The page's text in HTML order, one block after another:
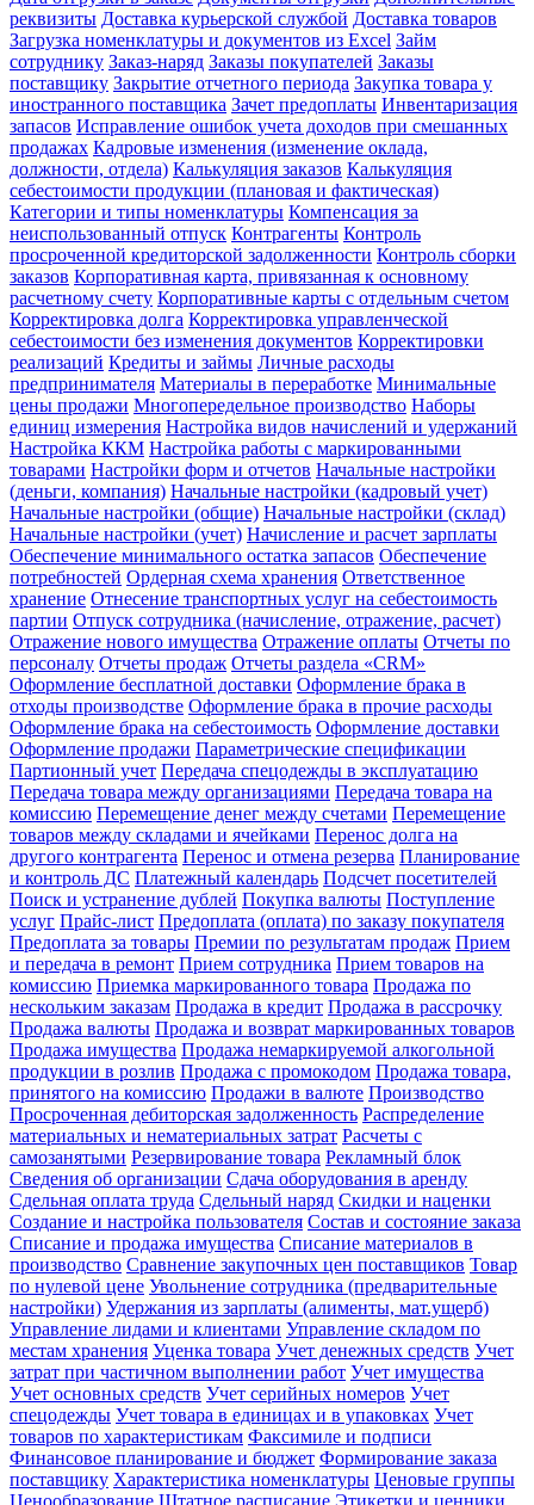
реквизиты Доставка курьерской службой Доставка товаров
Загрузка номенклатуры и документов из Excel Займ
сотруднику Заказ-наряд Заказы покупателей Заказы
поставщику Закрытие отчетного периода Закупка товара у
иностранного поставщика Зачет предоплаты Инвентаризация
запасов Исправление ошибок учета доходов при смешанных
продажах Кадровые изменения (изменение оклада,
должности, отдела) Калькуляция заказов Калькуляция
себестоимости продукции (плановая и фактическая)
Категории и типы номенклатуры Компенсация за
неиспользованный отпуск Контрагенты Контроль
просроченной кредиторской задолженности Контроль сборки
заказов Корпоративная карта, привязанная к основному
расчетному счету Корпоративные карты с отдельным счетом
Корректировка долга Корректировка управленческой
себестоимости без изменения документов Корректировки
реализаций Кредиты и займы Личные расходы
предпринимателя Материалы в переработке Минимальные
цены продажи Многопередельное производство Наборы
единиц измерения Настройка видов начислений и удержаний
Настройка ККМ Настройка работы с маркированными
товарами Настройки форм и отчетов Начальные настройки
(деньги, компания) Начальные настройки (кадровый учет)
Начальные настройки (общие) Начальные настройки (склад)
Начальные настройки (учет) Начисление и расчет зарплаты
Обеспечение минимального остатка запасов Обеспечение
потребностей Ордерная схема хранения Ответственное
хранение Отнесение транспортных услуг на себестоимость
партии Отпуск сотрудника (начисление, отражение, расчет)
Отражение нового имущества Отражение оплаты Отчеты по
персоналу Отчеты продаж Отчеты раздела «CRM»
Оформление бесплатной доставки Оформление брака в
отходы производстве Оформление брака в прочие расходы
Оформление брака на себестоимость Оформление доставки
Оформление продажи Параметрические спецификации
Партионный учет Передача спецодежды в эксплуатацию
Передача товара между организациями Передача товара на
комиссию Перемещение денег между счетами Перемещение
товаров между складами и ячейками Перенос долга на
другого контрагента Перенос и отмена резерва Планирование
и контроль ДС Платежный календарь Подсчет посетителей
Поиск и устранение дублей Покупка валюты Поступление
услуг Прайс-лист Предоплата (оплата) по заказу покупателя
Предоплата за товары Премии по результатам продаж Прием
и передача в ремонт Прием сотрудника Прием товаров на
комиссию Приемка маркированного товара Продажа по
нескольким заказам Продажа в кредит Продажа в рассрочку
Продажа валюты Продажа и возврат маркированных товаров
Продажа имущества Продажа немаркируемой алкогольной
продукции в розлив Продажа с промокодом Продажа товара,
принятого на комиссию Продажи в валюте Производство
Просроченная дебиторская задолженность Распределение
материальных и нематериальных затрат Расчеты с
самозанятыми Резервирование товара Рекламный блок
Сведения об организации Сдача оборудования в аренду
Сдельная оплата труда Сдельный наряд Скидки и наценки
Создание и настройка пользователя Состав и состояние заказа
Списание и продажа имущества Списание материалов в
производство Сравнение закупочных цен поставщиков Товар
по нулевой цене Увольнение сотрудника (предварительные
настройки) Удержания из зарплаты (алименты, мат.ущерб)
Управление лидами и клиентами Управление складом по
местам хранения Уценка товара Учет денежных средств Учет
затрат при частичном выполнении работ Учет имущества
Учет основных средств Учет серийных номеров Учет
спецодежды Учет товара в единицах и в упаковках Учет
товаров по характеристикам Факсимиле и подписи
Финансовое планирование и бюджет Формирование заказа
поставщику Характеристика номенклатуры Ценовые группы
Ценообразование Штатное расписание Этикетки и ценники